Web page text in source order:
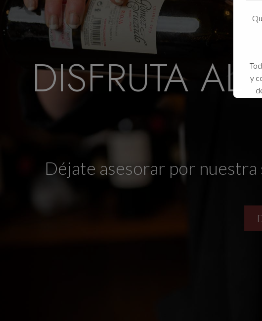
DISFRUTA
Déjate asesorar por